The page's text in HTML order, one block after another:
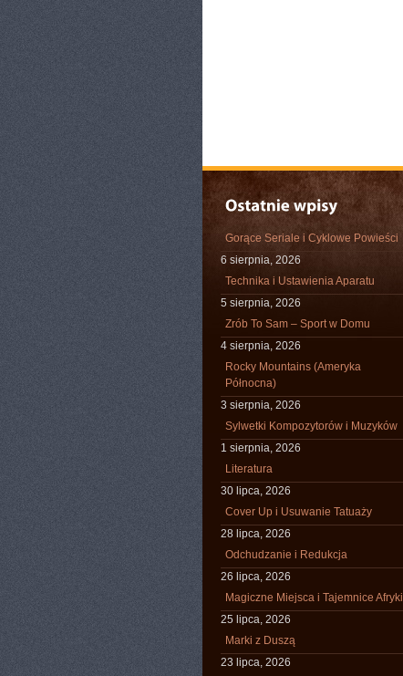
Gorące Seriale i Cyklowe Powieści
6 sierpnia, 2026
Technika i Ustawienia Aparatu
5 sierpnia, 2026
Zrób To Sam – Sport w Domu
4 sierpnia, 2026
Rocky Mountains (Ameryka
Północna)
3 sierpnia, 2026
Sylwetki Kompozytorów i Muzyków
1 sierpnia, 2026
Literatura
30 lipca, 2026
Cover Up i Usuwanie Tatuaży
28 lipca, 2026
Odchudzanie i Redukcja
26 lipca, 2026
Magiczne Miejsca i Tajemnice Afryki
25 lipca, 2026
Marki z Duszą
23 lipca, 2026